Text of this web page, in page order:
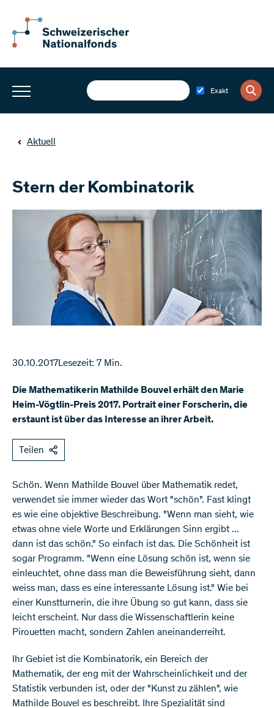
Exakt
Aktuell
Stern der Kombinatorik
30.10.2017Lesezeit: 7 Min.
Die Mathematikerin Mathilde Bouvel erhält den Marie
Heim-Vögtlin-Preis 2017. Portrait einer Forscherin, die
erstaunt ist über das Interesse an ihrer Arbeit.
Teilen
Schön. Wenn Mathilde Bouvel über Mathematik redet,
verwendet sie immer wieder das Wort "schön". Fast klingt
es wie eine objektive Beschreibung. "Wenn man sieht, wie
etwas ohne viele Worte und Erklärungen Sinn ergibt ...
dann ist das schön." So einfach ist das. Die Schönheit ist
sogar Programm. "Wenn eine Lösung schön ist, wenn sie
einleuchtet, ohne dass man die Beweisführung sieht, dann
weiss man, dass es eine interessante Lösung ist." Wie bei
einer Kunstturnerin, die ihre Übung so gut kann, dass sie
leicht erscheint. Nur dass die Wissenschaftlerin keine
Pirouetten macht, sondern Zahlen aneinanderreiht.
Ihr Gebiet ist die Kombinatorik, ein Bereich der
Mathematik, der eng mit der Wahrscheinlichkeit und der
Statistik verbunden ist, oder der "Kunst zu zählen", wie
Mathilde Bouvel es beschreibt. Ihre Spezialität sind